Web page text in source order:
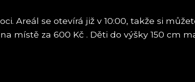
Areál se otevírá již v 10:00, takže si
místě za 600 Kč . Děti do výšky 150 cm